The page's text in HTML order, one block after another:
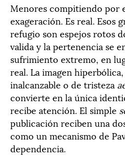
Menores compitiendo por
exageración. Es real. Esos
refugio son espejos rotos
valida y la pertenencia se
sufrimiento extremo, en
real. La imagen
inalcanzable o de tristeza
convierte en la única
recibe atención. El simple
publicación reciben una
como un mecanismo de
dependencia.